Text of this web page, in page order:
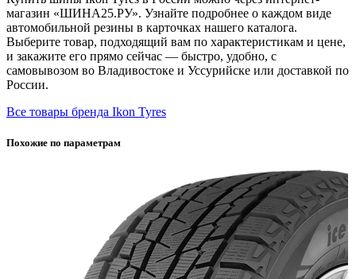
магазин «ШИНА25.РУ». Узнайте подробнее о каждом виде
автомобильной резины в карточках нашего каталога.
Выберите товар, подходящий вам по характеристикам и цене,
и закажите его прямо сейчас — быстро, удобно, с
самовывозом во Владивостоке и Уссурийске или доставкой по
России.
Все товары бренда Ikon Tyres
Похожие по параметрам